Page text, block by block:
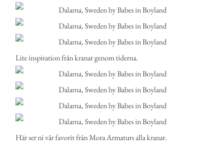
Lite inspiration från kranar genom tiderna.
Här ser ni vår favorit från Mora Armaturs alla kranar.